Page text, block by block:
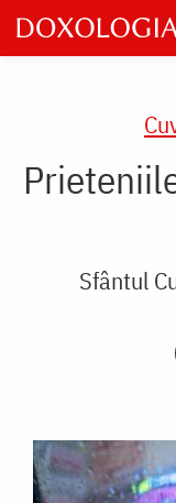
Skip
to
main
Sfântul